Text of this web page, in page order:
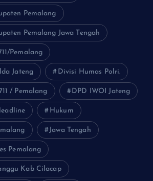
Pemalang
Pemalang Jawa Tengah
Pemalang
Jateng Divisi Humas Polri.
/ Pemalang DPD IWOI Jateng
Hukum
Jawa Tengah
Pemalang
Kab Cilacap